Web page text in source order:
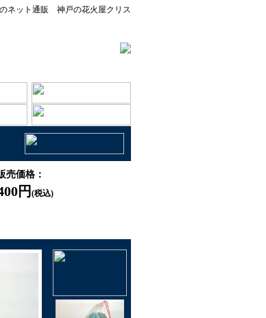
ネット通販 神戸の花火屋クリス
売価格：
円 (税込)